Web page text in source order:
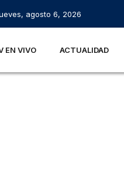
agosto 6, 2026
EN VIVO ACTUALIDAD